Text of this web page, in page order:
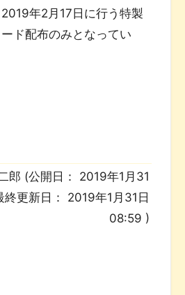
年2月17日に行う特製
ド配布のみとなってい
郎 (公開日： 2019年1月31
終更新日： 2019年1月31日
08:59 )